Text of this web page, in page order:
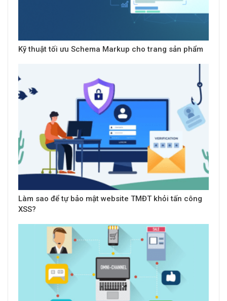
Kỹ thuật tối ưu Schema Markup cho trang sản phẩm
Làm sao để tự bảo mật website TMĐT khỏi tấn công
XSS?